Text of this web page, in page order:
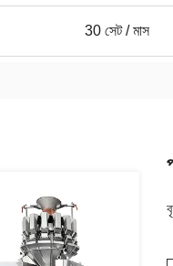
30 সেট / মাস